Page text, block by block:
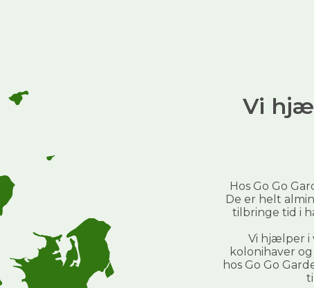
Vi
Hos Go Go
De er helt
tilbringe tid i
Vi hjælper i
kolonihaver
hos Go Go
Go Garden. Du kan altid afmelde dig
Nej tak, jeg klarer haven selv